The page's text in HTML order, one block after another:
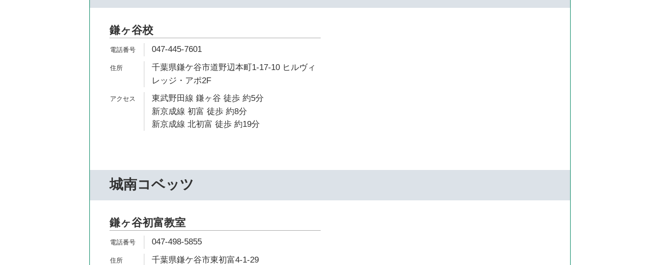
鎌ヶ谷校
047-445-7601
千葉県鎌ケ谷市道野辺本町1-17-10 ヒルヴィ
レッジ・アポ2F
東武野田線 鎌ヶ谷 徒歩 約5分
新京成線 初富 徒歩 約8分
新京成線 北初富 徒歩 約19分
城南コベッツ
鎌ヶ谷初富教室
047-498-5855
千葉県鎌ケ谷市東初富4-1-29